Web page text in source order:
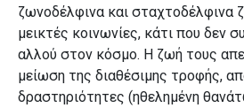
ζωνοδέλφινα και σταχτοδέλφινα
μεικτές κοινωνίες, κάτι που δεν
αλλού στον κόσμο. Η ζωή τους
μείωση της διαθέσιμης τροφής,
δραστηριότητες (ηθελημένη